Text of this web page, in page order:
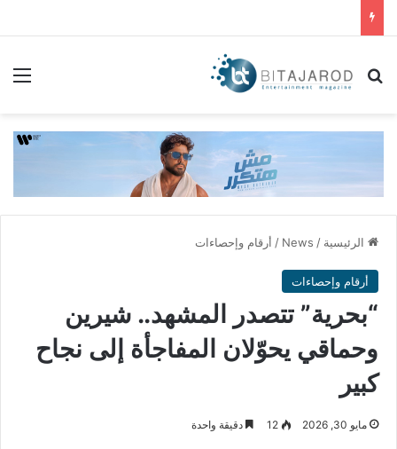
بحث عن
الرئيسية /
News
/ أرقام وإحصاءات
أرقام وإحصاءات
“بحرية” تتصدر المشهد.. شيرين
وحماقي يحوّلان المفاجأة إلى نجاح
كبير
مايو 30, 2026 12 دقيقة واحدة